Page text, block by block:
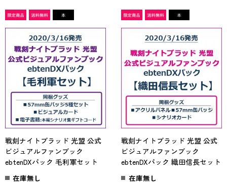
戦刻ナイトブラッド 光盟 公式
ビジュアルファンブック
ebtenDXパック 毛利軍セット
在庫無し
戦刻ナイトブラッド 光盟 公式
ビジュアルファンブック
ebtenDXパック 織田信長セット
在庫無し